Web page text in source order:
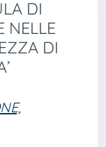
DI
NELLE
DI